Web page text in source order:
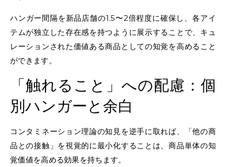
ハンガー間隔を新品店舗の1.5〜2倍程度に確保し、各アイ
テムが独立した存在感を持つように展示することで、キュ
レーションされた価値ある商品としての知覚を高めること
ができます。
「触れること」への配慮：個
別ハンガーと余白
コンタミネーション理論の知見を逆手に取れば、「他の商
品との接触」を視覚的に最小化することは、商品単体の知
覚価値を高める効果を持ちます。